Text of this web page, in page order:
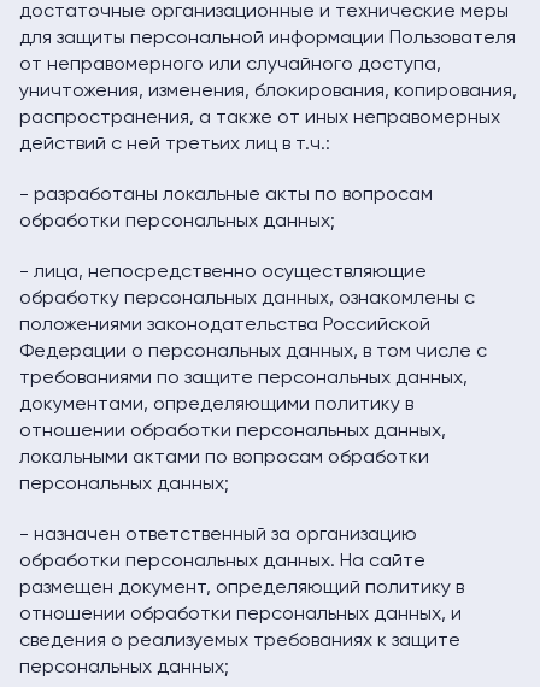
достаточные организационные и технические меры
для защиты персональной информации Пользователя
от неправомерного или случайного доступа,
уничтожения, изменения, блокирования, копирования,
распространения, а также от иных неправомерных
действий с ней третьих лиц в т.ч.:
- разработаны локальные акты по вопросам
обработки персональных данных;
- лица, непосредственно осуществляющие
обработку персональных данных, ознакомлены с
положениями законодательства Российской
Федерации о персональных данных, в том числе с
требованиями по защите персональных данных,
документами, определяющими политику в
отношении обработки персональных данных,
локальными актами по вопросам обработки
персональных данных;
- назначен ответственный за организацию
обработки персональных данных. На сайте
размещен документ, определяющий политику в
отношении обработки персональных данных, и
сведения о реализуемых требованиях к защите
персональных данных;